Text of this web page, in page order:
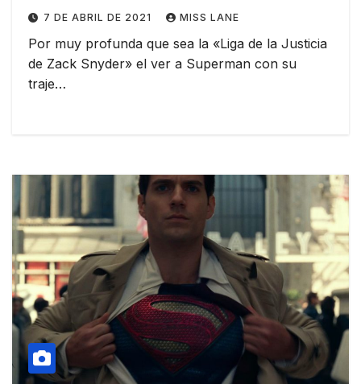
7 DE ABRIL DE 2021 MISS LANE
Por muy profunda que sea la «Liga de la Justicia
de Zack Snyder» el ver a Superman con su
traje…